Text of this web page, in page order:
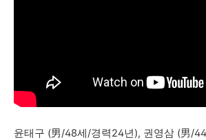
윤태구 (男/48세/경력24년), 권영삼 (男/